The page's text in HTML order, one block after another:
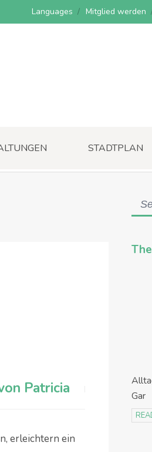
Languages Mitglied werden
STADTPLAN
Patricia
erleichtern ein
Gar